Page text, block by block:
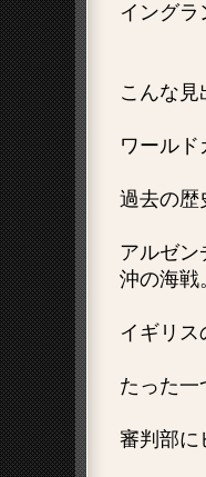
イング
こんな見
ワールド
過去の歴
アルゼン
沖の海戦
イギリス
たった一
審判部に